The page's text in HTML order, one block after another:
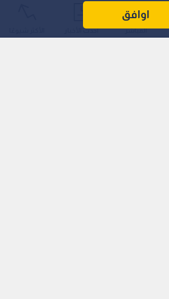
اوافق
المباشر أحدث الأخبار